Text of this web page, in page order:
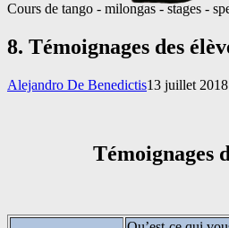
Cours de tango - milongas - stages -
8. Témoignages des
Alejandro De Benedictis13 juillet 2018
Témoignages